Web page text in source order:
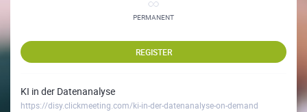
PERMANENT
REGISTER
KI in der Datenanalyse
https://disy.clickmeeting.com/ki-in-der-datenanalyse-on-demand